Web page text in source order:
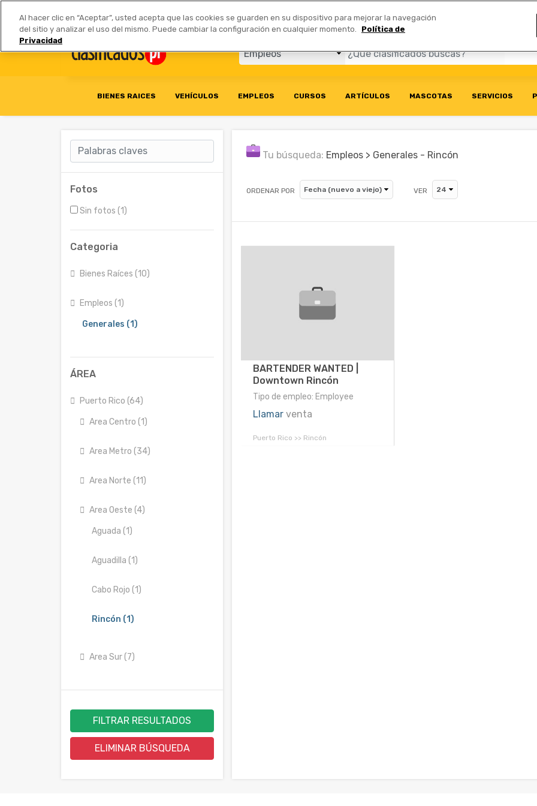
Anúnciate | Tarifas Socios Comerciales
BIENES RAICES VEHÍCULOS EMPLEOS CURSOS ARTÍCULOS MASCOTAS SERVICIOS
Fotos
Sin fotos (1)
Categoria
Bienes Raíces (10)
Empleos (1)
Generales (1)
ÁREA
Puerto Rico (64)
Area Centro (1)
Area Metro (34)
Area Norte (11)
Area Oeste (4)
Aguada (1)
Aguadilla (1)
Cabo Rojo (1)
Rincón (1)
Area Sur (7)
FILTRAR RESULTADOS
ELIMINAR BÚSQUEDA
Tu búsqueda: Empleos > Generales - Rincón
ORDENAR POR VER
BARTENDER WANTED |
Downtown Rincón
Tipo de empleo: Employee
Llamar venta
Puerto Rico >> Rincón
Al hacer clic en “Aceptar”, usted acepta que las cookies se guarden en su dispositivo para mejorar la navegación
del sitio y analizar el uso del mismo. Puede cambiar la configuración en cualquier momento.
Política de
Privacidad